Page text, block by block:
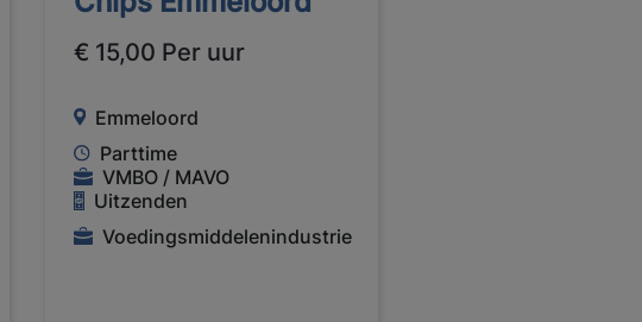
€ 15,00 Per uur
Emmeloord
Parttime
VMBO / MAVO
Uitzenden
Voedingsmiddelenindustrie